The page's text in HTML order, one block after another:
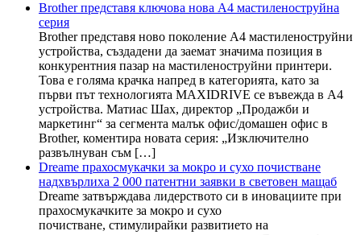
Brother представя ключова нова A4 мастиленоструйна
серия
Brother представя ново поколение A4 мастиленоструйни
устройства, създадени да заемат значима позиция в
конкурентния пазар на мастиленоструйни принтери.
Това е голяма крачка напред в категорията, като за
първи път технологията MAXIDRIVE се въвежда в A4
устройства. Матиас Шах, директор „Продажби и
маркетинг“ за сегмента малък офис/домашен офис в
Brother, коментира новата серия: „Изключително
развълнуван съм […]
Dreame прахосмукачки за мокро и сухо почистване
надхвърлиха 2 000 патентни заявки в световен мащаб
Dreame затвърждава лидерството си в иновациите при
прахосмукачките за мокро и сухо
почистване, стимулирайки развитието на